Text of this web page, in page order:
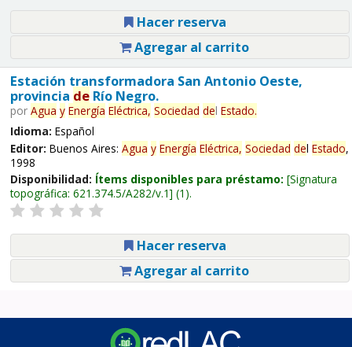
Hacer reserva
Agregar al carrito
Estación transformadora San Antonio Oeste,
provincia deRío Negro.
por Agua y Energía Eléctrica, Sociedad del Estado.
Idioma: Español
Editor: Buenos Aires: Agua y Energía Eléctrica, Sociedad del Estado,
1998
Disponibilidad: Ítems disponibles para préstamo: Signatura
topográfica: 621.374.5/A282/v.1 (1).
Hacer reserva
Agregar al carrito